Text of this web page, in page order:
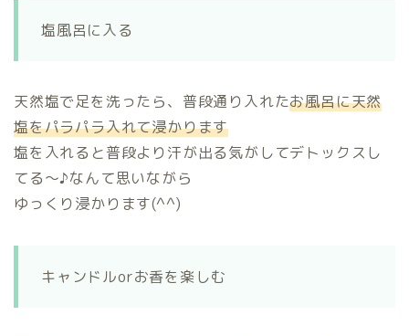
塩風呂に入る
天然塩で足を洗ったら、普段通り入れたお風呂に天然
塩をパラパラ入れて浸かります
塩を入れると普段より汗が出る気がしてデトックスし
てる～♪なんて思いながら
ゆっくり浸かります(^^)
キャンドルorお香を楽しむ